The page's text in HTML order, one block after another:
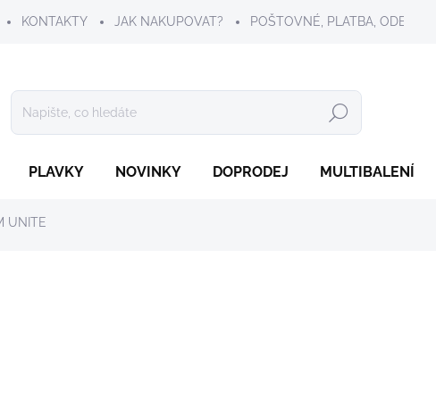
KONTAKTY JAK NAKUPOVAT? POŠTOVNÉ, PLATBA, ODESLÁNÍ
Hledat
PLAVKY NOVINKY DOPRODEJ MULTIBALENÍ
UNITE